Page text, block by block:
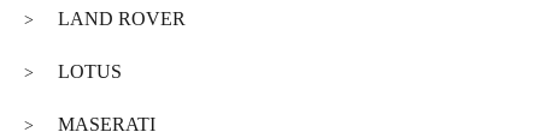
> LAND ROVER
> LOTUS
> MASERATI